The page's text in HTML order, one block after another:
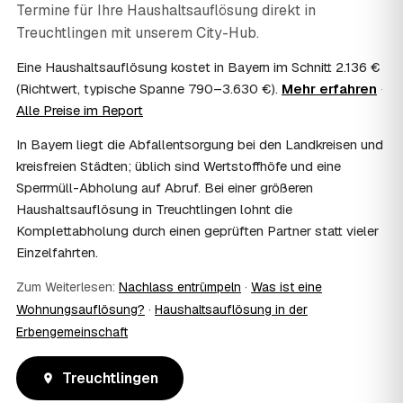
07 Ist die Haushaltsauflösung im Nachlass
steuerlich absetzbar?
Haushaltsauflösung als Nachlassverbindlichkeit die
Erbschaftsteuer mindern, bei vermieteten Objekten teils
als Werbungskosten. Sie erhalten eine ordentliche
Steuerberater – wir liefern die nötigen Unterlagen.
08 Muss ich als Erbe in Treuchtlingen vor Ort
anwesend sein?
Nein, Sie müssen nicht durchgängig anwesend sein. Viele
Erben übergeben in Treuchtlingen nur die Schlüssel und
lassen sich per Fotos auf dem Laufenden halten. Eine
genügt meist.
09 Bekomme ich einen Entsorgungsnachweis?
Ja. Sie erhalten auf Wunsch einen Entsorgungs- bzw.
So ist dokumentiert, dass der Hausstand in Treuchtlingen
umweltgerecht und rechtssicher entsorgt wurde.
Termine für Ihre Haushaltsauflösung direkt in
Treuchtlingen mit unserem City-Hub.
Eine Haushaltsauflösung kostet in Bayern im Schnitt 2.136 €
(Richtwert, typische Spanne 790–3.630 €). Mehr erfahren ·
Alle Preise im Report
In Bayern liegt die Abfallentsorgung bei den Landkreisen und
kreisfreien Städten; üblich sind Wertstoffhöfe und eine
Sperrmüll-Abholung auf Abruf. Bei einer größeren
Haushaltsauflösung in Treuchtlingen lohnt die
Komplettabholung durch einen geprüften Partner statt vieler
Einzelfahrten.
Zum Weiterlesen: Nachlass entrümpeln · Was ist eine
Wohnungsauflösung? · Haushaltsauflösung in der
Erbengemeinschaft
Treuchtlingen